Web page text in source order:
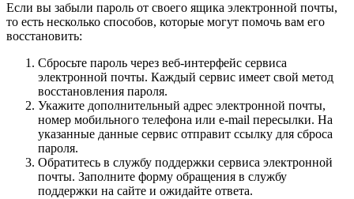
Если вы забыли пароль от своего ящика электронной почты,
то есть несколько способов, которые могут помочь вам его
восстановить:
Сбросьте пароль через веб-интерфейс сервиса
электронной почты. Каждый сервис имеет свой метод
восстановления пароля.
Укажите дополнительный адрес электронной почты,
номер мобильного телефона или e-mail пересылки. На
указанные данные сервис отправит ссылку для сброса
пароля.
Обратитесь в службу поддержки сервиса электронной
почты. Заполните форму обращения в службу
поддержки на сайте и ожидайте ответа.